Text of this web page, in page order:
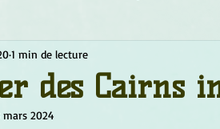
Conscience
Géométrie sacrée
des Cairns
1 min de lecture
mars 2024